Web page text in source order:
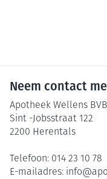
Neem contact
Apotheek Wellens
Sint -Jobsstraat 122
2200 Herentals
Telefoon: 014 23 10 78
E-mailadres: info@